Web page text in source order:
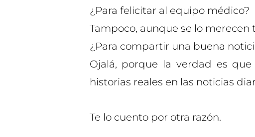
¿Para felicitar al equipo médico?
Tampoco, aunque se lo merecen
¿Para compartir una buena
Ojalá, porque la verdad es
historias reales en las noticias
Te lo cuento por otra razón.